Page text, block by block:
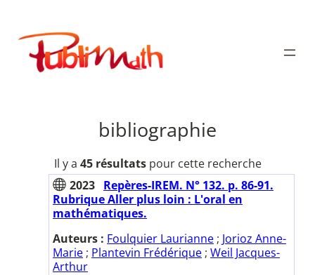
contenu
Publimath
bibliographie
Il y a 45 résultatspour cette recherche
2023 Repères-IREM. N° 132. p. 86-91.
Rubrique Aller plus loin : L'oral en
mathématiques.
Auteurs : Foulquier Laurianne ; Jorioz Anne-
Marie ; Plantevin Frédérique ; Weil Jacques-
Arthur